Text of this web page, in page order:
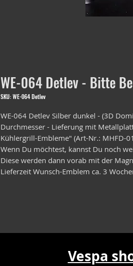
WE-064 Detlev - Bitte
SKU: WE-064 Detlev
WE-064 Detlev Silber dunkel - (3D
Durchmesser - Lieferung mit
Kühlergrill-Embleme" (Art-Nr.: MHFD-
Wenn Du möchtest, kannst Du noch
Diese werden dann vorab mit der
Lieferzeit Wunsch-Emblem ca. 3
Vespa